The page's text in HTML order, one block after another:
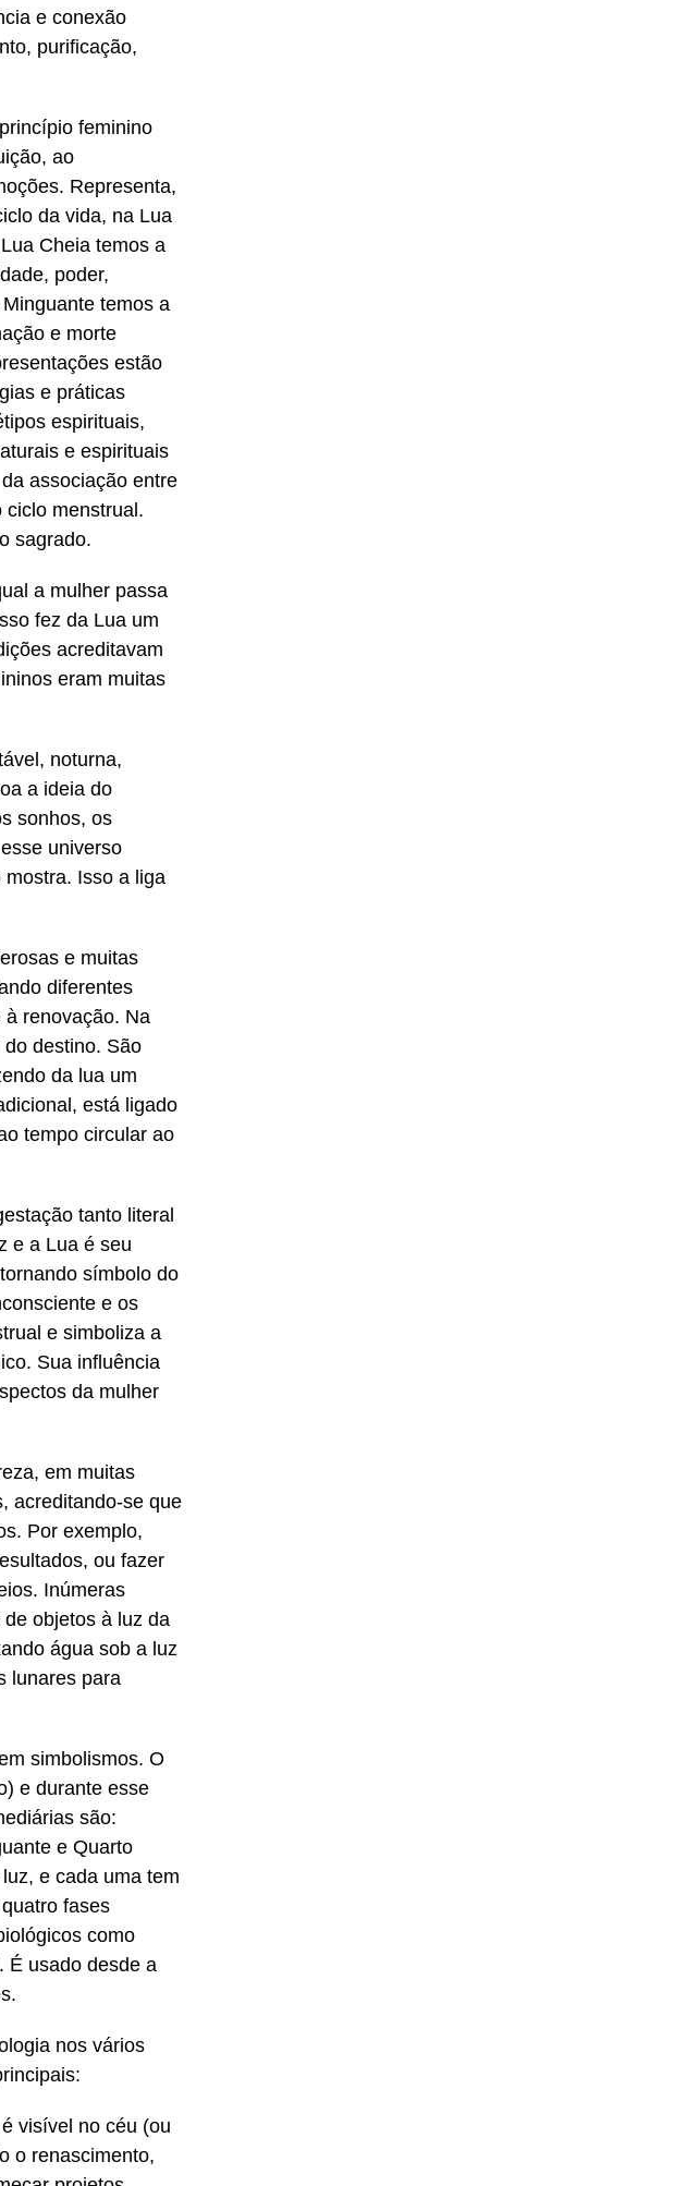
e conexão
purificação,
feminino
ao
Representa,
da vida, na Lua
Cheia temos a
poder,
temos a
e morte
estão
e práticas
espirituais,
e espirituais
associação entre
ciclo menstrual.
sagrado.
a mulher passa
fez da Lua um
acreditavam
eram muitas
noturna,
a ideia do
sonhos, os
universo
Isso a liga
e muitas
diferentes
renovação. Na
destino. São
da lua um
está ligado
tempo circular ao
tanto literal
e a Lua é seu
símbolo do
e os
e simboliza a
Sua influência
da mulher
em muitas
acreditando-se que
Por exemplo,
ou fazer
Inúmeras
objetos à luz da
água sob a luz
lunares para
simbolismos. O
e durante esse
são:
e Quarto
e cada uma tem
fases
como
É usado desde a
nos vários
visível no céu (ou
o renascimento,